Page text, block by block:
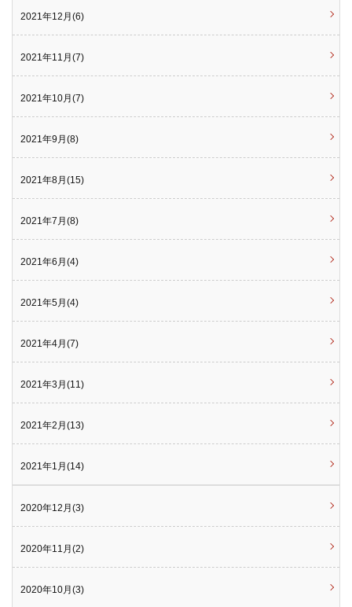
2021年12月(6)
2021年11月(7)
2021年10月(7)
2021年9月(8)
2021年8月(15)
2021年7月(8)
2021年6月(4)
2021年5月(4)
2021年4月(7)
2021年3月(11)
2021年2月(13)
2021年1月(14)
2020年12月(3)
2020年11月(2)
2020年10月(3)